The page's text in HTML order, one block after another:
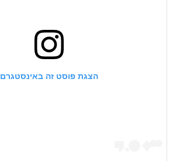
הצגת פוסט זה באינסטגרם